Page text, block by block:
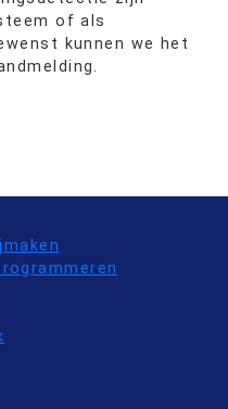
of als
kunnen we het